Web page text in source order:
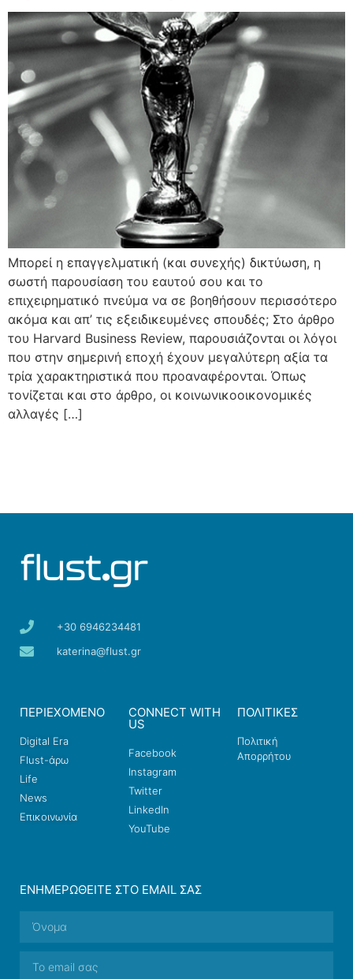
Μπορεί η επαγγελματική (και συνεχής) δικτύωση, η
σωστή παρουσίαση του εαυτού σου και το
επιχειρηματικό πνεύμα να σε βοηθήσουν περισσότερο
ακόμα και απ’ τις εξειδικευμένες σπουδές; Στο άρθρο
του Harvard Business Review, παρουσιάζονται οι λόγοι
που στην σημερινή εποχή έχουν μεγαλύτερη αξία τα
τρία χαρακτηριστικά που προαναφέρονται. Όπως
τονίζεται και στο άρθρο, οι κοινωνικοοικονομικές
αλλαγές […]
+30 6946234481
katerina@flust.gr
ΠΕΡΙΕΧΟΜΕΝΟ
Digital Era
Flust-άρω
Life
News
Επικοινωνία
CONNECT WITH
US
Facebook
Instagram
Twitter
LinkedIn
YouTube
ΠΟΛΙΤΙΚΕΣ
Πολιτική
Απορρήτου
ΕΝΗΜΕΡΩΘΕΊΤΕ ΣΤΟ EMAIL ΣΑΣ